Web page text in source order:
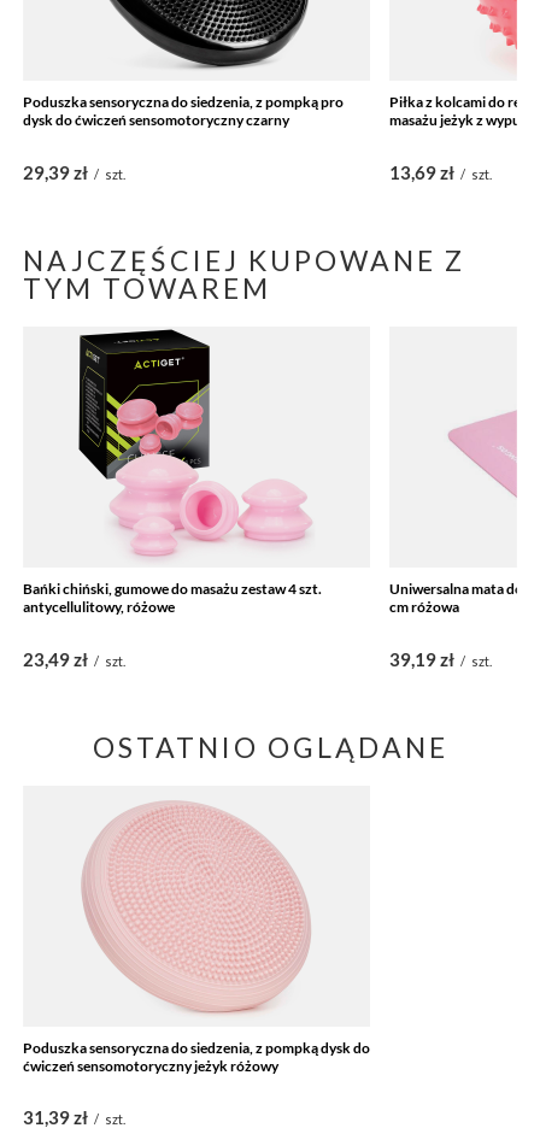
Poduszka sensoryczna do siedzenia, z pompką pro
dysk do ćwiczeń sensomotoryczny czarny
29,39 zł / szt.
Piłka z kolcami do
masażu jeżyk z
13,69 zł / szt.
NAJCZĘŚCIEJ KUPOWANE Z
TYM TOWAREM
Bańki chiński, gumowe do masażu zestaw 4 szt.
antycellulitowy, różowe
23,49 zł / szt.
Uniwersalna mata do
cm różowa
39,19 zł / szt.
OSTATNIO OGLĄDANE
Poduszka sensoryczna do siedzenia, z pompką dysk do
ćwiczeń sensomotoryczny jeżyk różowy
31,39 zł / szt.